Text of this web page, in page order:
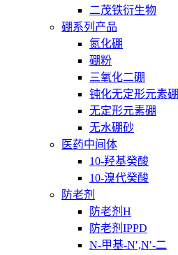
二茂铁衍生物
硼系列产品
氮化硼
硼粉
三氧化二硼
钝化无定形元素硼
无定形元素硼
无水硼砂
医药中间体
10-羟基癸酸
10-溴代癸酸
防老剂
防老剂H
防老剂IPPD
N-甲基-N′,N′-二